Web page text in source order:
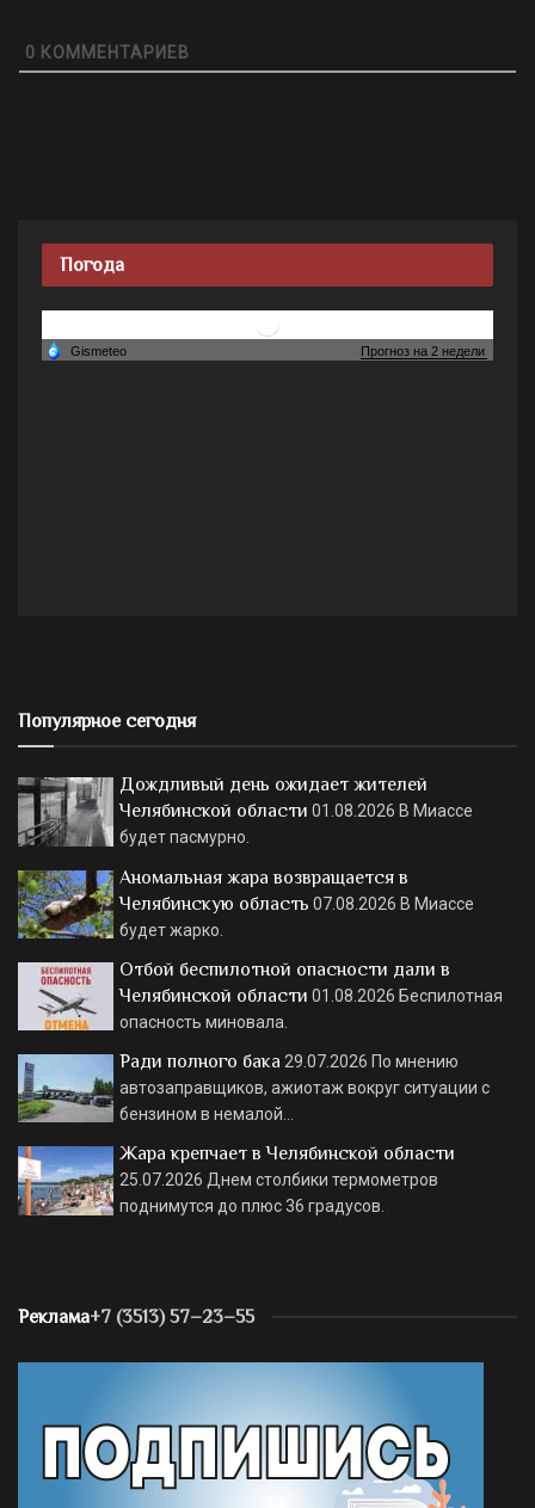
0 КОММЕНТАРИЕВ
Погода
Популярное сегодня
Дождливый день ожидает жителей
Челябинской области 01.08.2026 В Миассе
будет пасмурно.
Аномальная жара возвращается в
Челябинскую область 07.08.2026 В Миассе
будет жарко.
Отбой беспилотной опасности дали в
Челябинской области 01.08.2026 Беспилотная
опасность миновала.
Ради полного бака 29.07.2026 По мнению
автозаправщиков, ажиотаж вокруг ситуации с
бензином в немалой…
Жара крепчает в Челябинской области
25.07.2026 Днем столбики термометров
поднимутся до плюс 36 градусов.
Реклама+7 (3513) 57–23–55